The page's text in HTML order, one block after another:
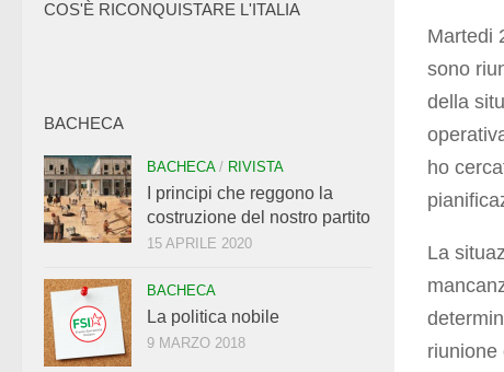
Martedi
sono
della
ho
La
riunione
COS'È RICONQUISTARE L'ITALIA
BACHECA
BACHECA/ RIVISTA
I principi che reggono la
costruzione del nostro partito
15 APRILE 2020
BACHECA
La politica nobile
9 MARZO 2018